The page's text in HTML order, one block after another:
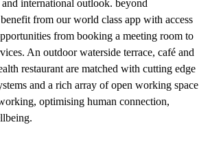
international outlook. beyond
from our world class app with access
from booking a meeting room to
An outdoor waterside terrace, café and
restaurant are matched with cutting edge
and a rich array of open working space
optimising human connection,